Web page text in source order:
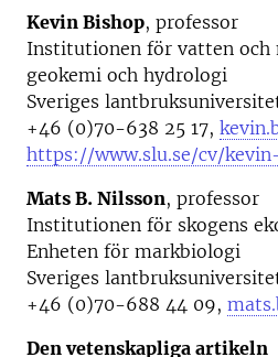
Kevin Bishop, professor
Institutionen för vatten och
geokemi och hydrologi
Sveriges
+46 (0)70-638 25 17,
https://www.slu.se/cv/
Mats B. Nilsson, professor
Institutionen för skogens
Enheten för markbiologi
Sveriges
+46 (0)70-688 44 09,
Den vetenskapliga artikeln